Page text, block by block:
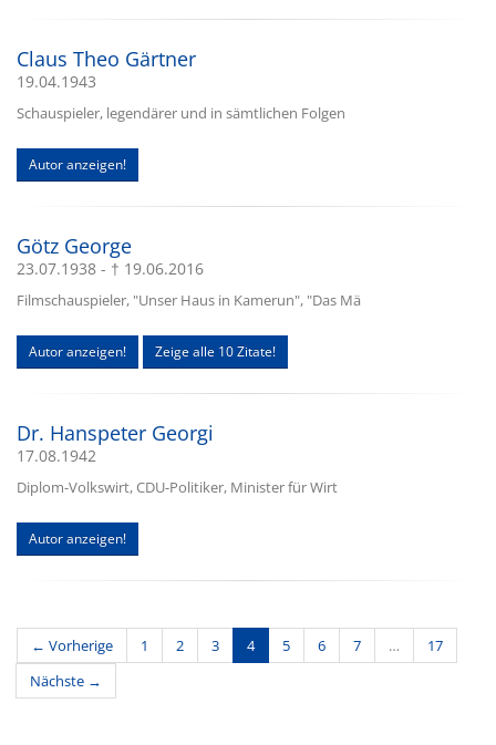
Claus Theo Gärtner
19.04.1943
Schauspieler, legendärer und in sämtlichen Folgen
Autor anzeigen!
Götz George
23.07.1938 - † 19.06.2016
Filmschauspieler, "Unser Haus in Kamerun", "Das Mä
Autor anzeigen! Zeige alle 10 Zitate!
Dr. Hanspeter Georgi
17.08.1942
Diplom-Volkswirt, CDU-Politiker, Minister für Wirt
Autor anzeigen!
← Vorherige 1 2 3 4(current)
5 6 7 …
17
Nächste →